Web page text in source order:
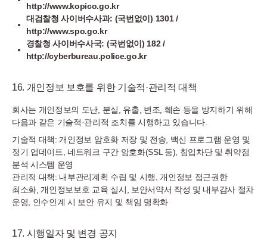
http://www.kopico.go.kr
대검찰청 사이버수사과: (국번없이) 1301 /
http://www.spo.go.kr
경찰청 사이버수사국: (국번없이) 182 /
http://cyberbureau.police.go.kr
16. 개인정보 보호를 위한 기술적·관리적 대책
회사는 개인정보의 도난, 분실, 유출, 변조, 훼손 등을 방지하기 위해
다음과 같은 기술적·관리적 조치를 시행하고 있습니다.
기술적 대책: 개인정보 암호화 저장 및 전송, 백신 프로그램 운영 및
정기 업데이트, 네트워크 구간 암호화(SSL 등), 침입차단 및 취약점
분석 시스템 운영
관리적 대책: 내부관리계획 수립 및 시행, 개인정보 접근권한
최소화, 개인정보보호 교육 실시, 보안서약서 작성 및 내부감사 절차
운영, 인수인계 시 보안 유지 및 책임 명확화
17. 시행일자 및 변경 공지